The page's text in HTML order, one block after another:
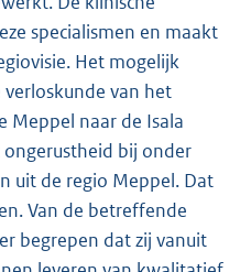
specialismen en maakt
Het mogelijk
van het
Meppel naar de Isala
bij onder
uit de regio Meppel. Dat
Van de betreffende
begrepen dat zij vanuit